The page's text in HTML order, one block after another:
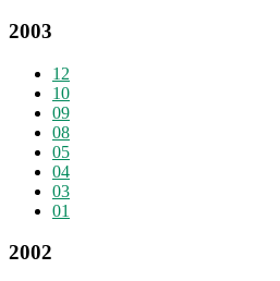
2003
12
10
09
08
05
04
03
01
2002